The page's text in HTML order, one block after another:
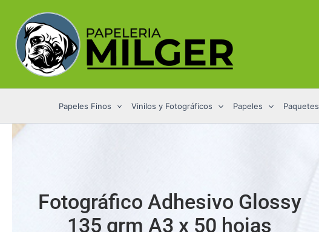
contenido
Papeles Finos Vinilos y Fotográficos Papeles Paquetes
Fotográfico Adhesivo Glossy
135 grm A3 x 50 hojas